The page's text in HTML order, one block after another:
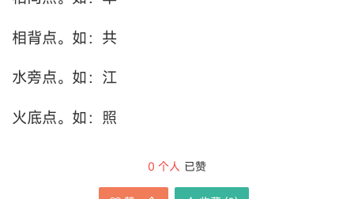
相背点。如：共
水旁点。如：江
火底点。如：照
0 个人 已赞